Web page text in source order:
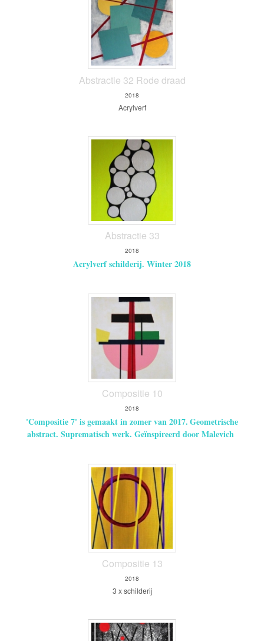
Abstractie 32 Rode draad
2018
Acrylverf
Abstractie 33
2018
Acrylverf schilderij. Winter 2018
Compositie 10
2018
'Compositie 7' is gemaakt in zomer van 2017.Geometrische
abstract. Suprematisch werk. Geïnspireerd door Malevich
Compositie 13
2018
3 x schilderij